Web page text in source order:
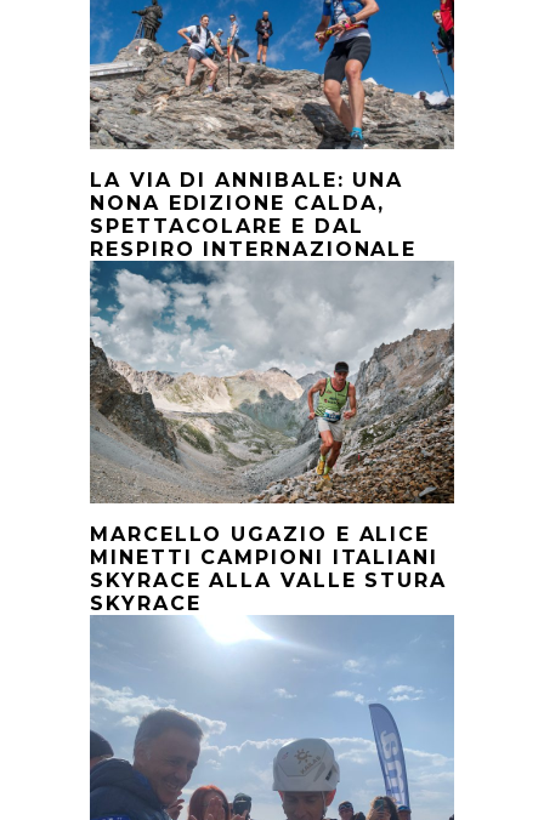
LA VIA DI ANNIBALE: UNA
NONA EDIZIONE CALDA,
SPETTACOLARE E DAL
RESPIRO INTERNAZIONALE
MARCELLO UGAZIO E ALICE
MINETTI CAMPIONI ITALIANI
SKYRACE ALLA VALLE STURA
SKYRACE